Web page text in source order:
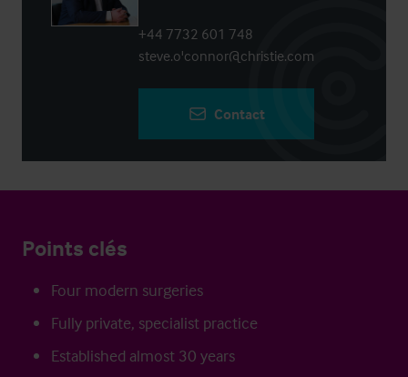
+44 7732 601 748
steve.o'connor@christie.com
Contact
Points clés
Four modern surgeries
Fully private, specialist practice
Established almost 30 years